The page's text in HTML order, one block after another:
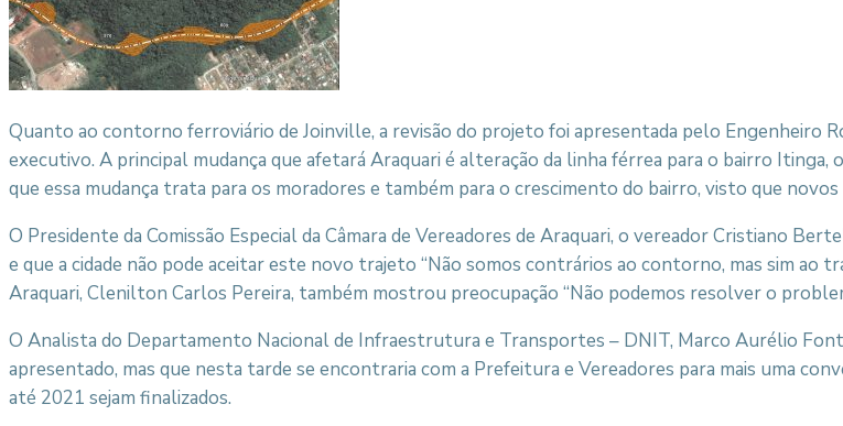
Quanto ao contorno ferroviário de Joinville, a revisão do projeto foi apresentada pelo Engenheiro
executivo. A principal mudança que afetará Araquari é alteração da linha férrea para o bairro
que essa mudança trata para os moradores e também para o crescimento do bairro, visto que
O Presidente da Comissão Especial da Câmara de Vereadores de Araquari, o vereador Cristiano
e que a cidade não pode aceitar este novo trajeto “Não somos contrários ao contorno, mas sim ao
Araquari, Clenilton Carlos Pereira, também mostrou preocupação “Não podemos resolver o
O Analista do Departamento Nacional de Infraestrutura e Transportes – DNIT, Marco Aurélio
apresentado, mas que nesta tarde se encontraria com a Prefeitura e Vereadores para mais uma
até 2021 sejam finalizados.